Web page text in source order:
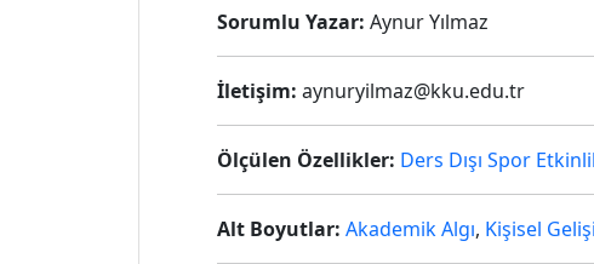
Sorumlu Yazar: Aynur Yılmaz
İletişim: aynuryilmaz@kku.edu.tr
Ölçülen Özellikler: Ders Dışı Spor
Alt Boyutlar: Akademik Algı, Kişisel